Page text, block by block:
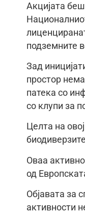
Акцијата
подземните
Зад
простор
патека со
со клупи за
Целта на
Оваа
од
Објавата за
активности